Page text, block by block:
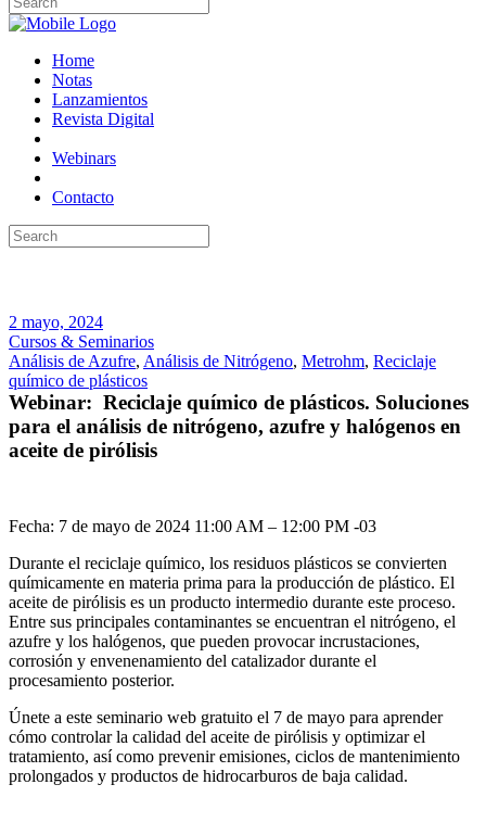
Home
Notas
Lanzamientos
Revista Digital
Webinars
Contacto
2 mayo, 2024
Cursos & Seminarios
Análisis de Azufre, Análisis de Nitrógeno, Metrohm, Reciclaje
químico de plásticos
Webinar: Reciclaje químico de plásticos. Soluciones
para el análisis de nitrógeno, azufre y halógenos en
aceite de pirólisis
Fecha: 7 de mayo de 2024 11:00 AM – 12:00 PM -03
Durante el reciclaje químico, los residuos plásticos se convierten
químicamente en materia prima para la producción de plástico. El
aceite de pirólisis es un producto intermedio durante este proceso.
Entre sus principales contaminantes se encuentran el nitrógeno, el
azufre y los halógenos, que pueden provocar incrustaciones,
corrosión y envenenamiento del catalizador durante el
procesamiento posterior.
Únete a este seminario web gratuito el 7 de mayo para aprender
cómo controlar la calidad del aceite de pirólisis y optimizar el
tratamiento, así como prevenir emisiones, ciclos de mantenimiento
prolongados y productos de hidrocarburos de baja calidad.